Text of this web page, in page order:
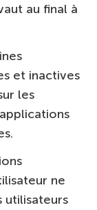
au final à
et inactives
les
ne
utilisateurs